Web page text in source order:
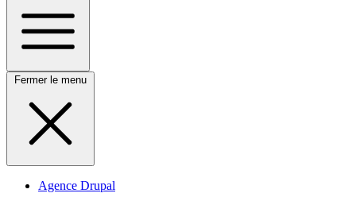
Fermer le menu
Agence Drupal